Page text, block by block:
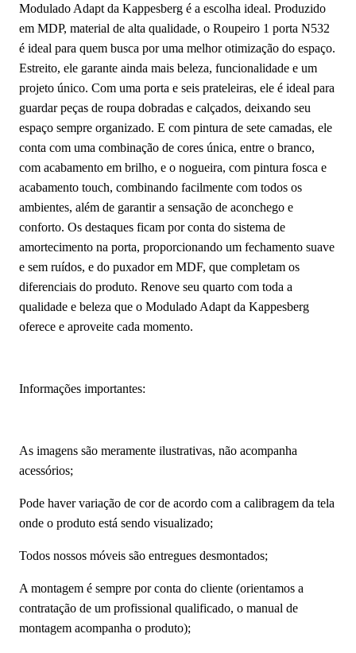
Modulado Adapt da Kappesberg é a escolha ideal. Produzido
em MDP, material de alta qualidade, o Roupeiro 1 porta N532
é ideal para quem busca por uma melhor otimização do espaço.
Estreito, ele garante ainda mais beleza, funcionalidade e um
projeto único. Com uma porta e seis prateleiras, ele é ideal para
guardar peças de roupa dobradas e calçados, deixando seu
espaço sempre organizado. E com pintura de sete camadas, ele
conta com uma combinação de cores única, entre o branco,
com acabamento em brilho, e o nogueira, com pintura fosca e
acabamento touch, combinando facilmente com todos os
ambientes, além de garantir a sensação de aconchego e
conforto. Os destaques ficam por conta do sistema de
amortecimento na porta, proporcionando um fechamento suave
e sem ruídos, e do puxador em MDF, que completam os
diferenciais do produto. Renove seu quarto com toda a
qualidade e beleza que o Modulado Adapt da Kappesberg
oferece e aproveite cada momento.
Informações importantes:
As imagens são meramente ilustrativas, não acompanha
acessórios;
Pode haver variação de cor de acordo com a calibragem da tela
onde o produto está sendo visualizado;
Todos nossos móveis são entregues desmontados;
A montagem é sempre por conta do cliente (orientamos a
contratação de um profissional qualificado, o manual de
montagem acompanha o produto);